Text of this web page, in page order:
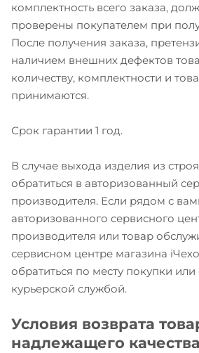
комплектность всего заказа,
проверены покупателем при
После получения заказа,
наличием внешних дефектов
количеству, комплектности и
принимаются.
Срок гарантии 1 год.
В случае выхода изделия из
обратиться в авторизованный
производителя. Если рядом с
авторизованного сервисного
производителя или товар
сервисном центре магазина
обратиться по месту покупки или
курьерской службой.
Условия возврата
надлежащего качества